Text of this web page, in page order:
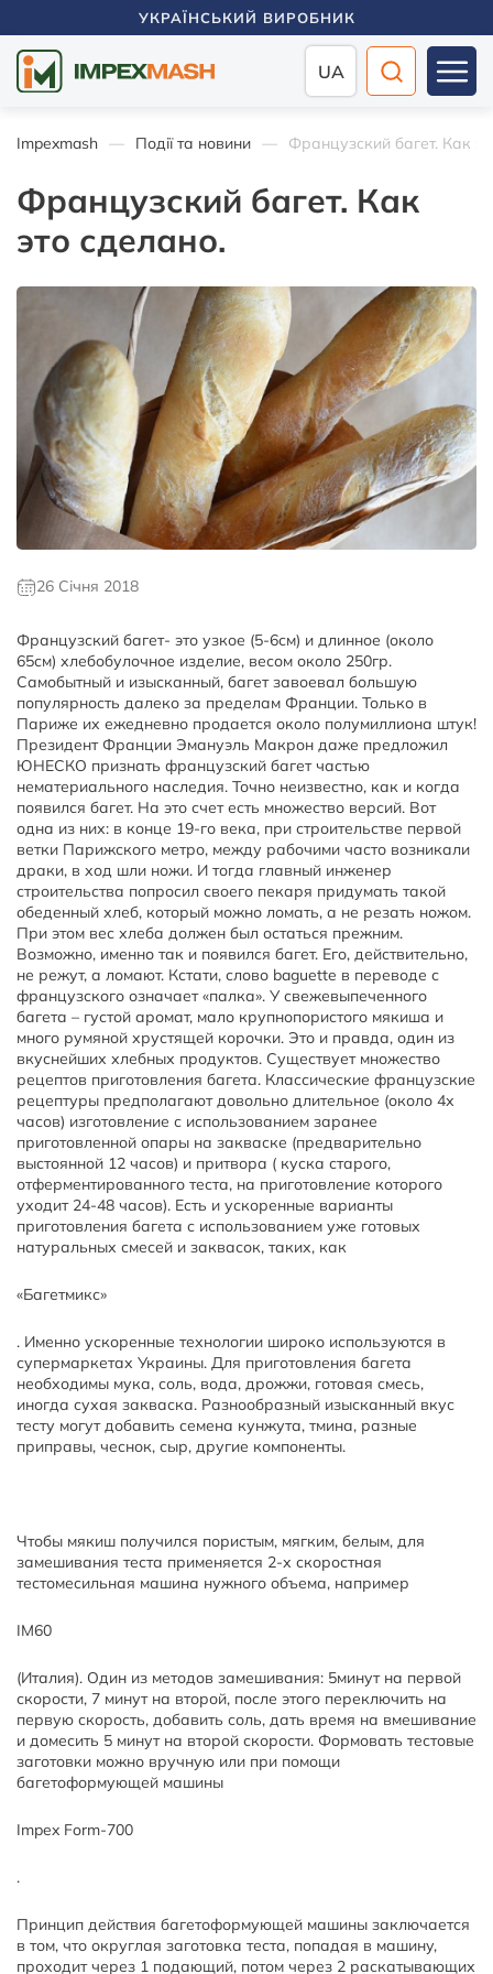
УКРАЇНСЬКИЙ ВИРОБНИК
UA
Impexmash Події та новини Французский багет. Как
Французский багет. Как
это сделано.
26 Січня 2018
Французский багет- это узкое (5-6см) и длинное (около
65см) хлебобулочное изделие, весом около 250гр.
Самобытный и изысканный, багет завоевал большую
популярность далеко за пределам Франции. Только в
Париже их ежедневно продается около полумиллиона штук!
Президент Франции Эмануэль Макрон даже предложил
ЮНЕСКО признать французский багет частью
нематериального наследия. Точно неизвестно, как и когда
появился багет. На это счет есть множество версий. Вот
одна из них: в конце 19-го века, при строительстве первой
ветки Парижского метро, между рабочими часто возникали
драки, в ход шли ножи. И тогда главный инженер
строительства попросил своего пекаря придумать такой
обеденный хлеб, который можно ломать, а не резать ножом.
При этом вес хлеба должен был остаться прежним.
Возможно, именно так и появился багет. Его, действительно,
не режут, а ломают. Кстати, слово baguette в переводе с
французского означает «палка». У свежевыпеченного
багета – густой аромат, мало крупнопористого мякиша и
много румяной хрустящей корочки. Это и правда, один из
вкуснейших хлебных продуктов. Существует множество
рецептов приготовления багета. Классические французские
рецептуры предполагают довольно длительное (около 4х
часов) изготовление с использованием заранее
приготовленной опары на закваске (предварительно
выстоянной 12 часов) и притвора ( куска старого,
отферментированного теста, на приготовление которого
уходит 24-48 часов). Есть и ускоренные варианты
приготовления багета с использованием уже готовых
натуральных смесей и заквасок, таких, как
«Багетмикс»
. Именно ускоренные технологии широко используются в
супермаркетах Украины. Для приготовления багета
необходимы мука, соль, вода, дрожжи, готовая смесь,
иногда сухая закваска. Разнообразный изысканный вкус
тесту могут добавить семена кунжута, тмина, разные
приправы, чеснок, сыр, другие компоненты.
Чтобы мякиш получился пористым, мягким, белым, для
замешивания теста применяется 2-х скоростная
тестомесильная машина нужного объема, например
IM60
(Италия). Один из методов замешивания: 5минут на первой
скорости, 7 минут на второй, после этого переключить на
первую скорость, добавить соль, дать время на вмешивание
и домесить 5 минут на второй скорости. Формовать тестовые
заготовки можно вручную или при помощи
багетоформующей машины
Impex Form-700
.
Принцип действия багетоформующей машины заключается
в том, что округлая заготовка теста, попадая в машину,
проходит через 1 подающий, потом через 2 раскатывающих